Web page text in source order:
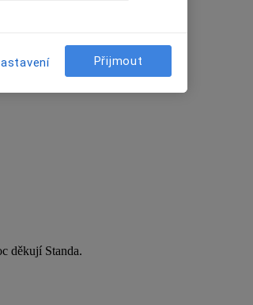
děkují Standa.
Přijmout